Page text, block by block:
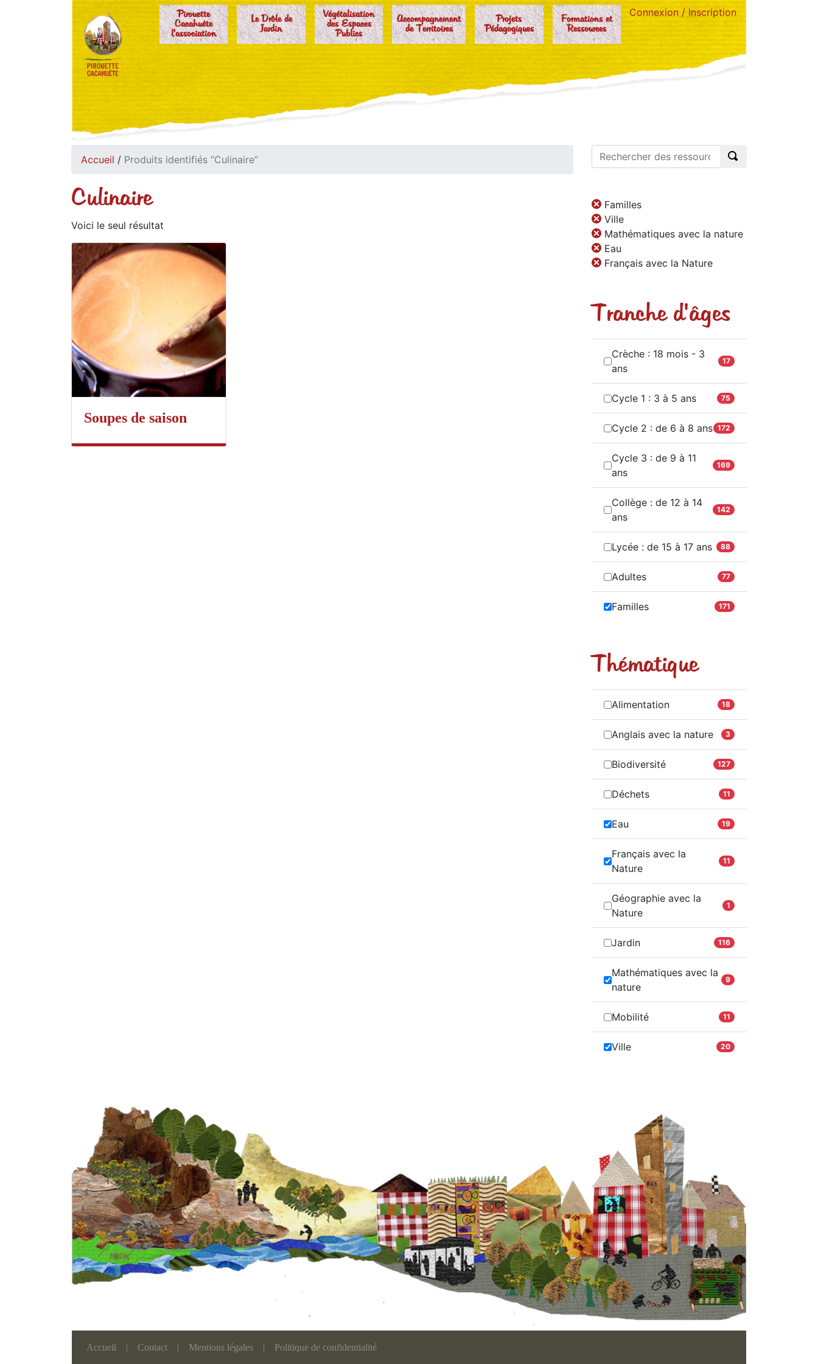
Pirouette
Cacahuète
l'association
Le Drôle de
Jardin
Végétalisation
des Espaces
Publics
Accompagnement
de Territoires
Projets
Pédagogiques
Formations et
Ressources
Connexion / Inscription
Accueil / Produits identifiés “Culinaire”
Culinaire
Voici le seul résultat
Soupes de saison
Familles
Ville
Mathématiques avec la nature
Eau
Français avec la Nature
Tranche d'âges
Crèche : 18 mois - 3
ans
17
Cycle 1 : 3 à 5 ans 75
Cycle 2 : de 6 à 8 ans 172
Cycle 3 : de 9 à 11
ans
169
Collège : de 12 à 14
ans
142
Lycée : de 15 à 17 ans 88
Adultes 77
Familles 171
Thématique
Alimentation 18
Anglais avec la nature 3
Biodiversité 127
Déchets 11
Eau 19
Français avec la
Nature
11
Géographie avec la
Nature
1
Jardin 116
Mathématiques avec la
nature
9
Mobilité 11
Ville 20
Accueil | Contact | Mentions légales | Politique de confidentialité